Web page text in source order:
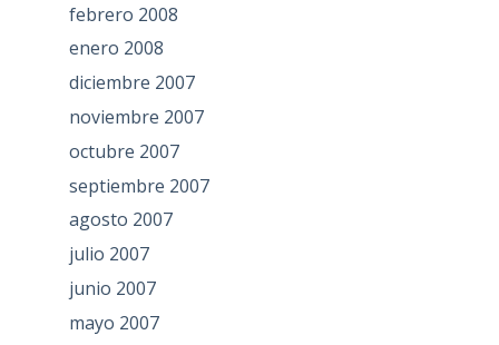
febrero 2008
enero 2008
diciembre 2007
noviembre 2007
octubre 2007
septiembre 2007
agosto 2007
julio 2007
junio 2007
mayo 2007